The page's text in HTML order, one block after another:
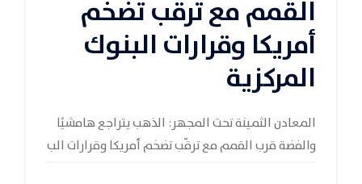
القمم مع ترقّب تضخم
أمريكا وقرارات البنوك
المركزية
المعادن الثمينة تحت المجهر: الذهب يتراجع هامشيًا
والفضة قرب القمم مع ترقّب تضخم أمريكا وقرارات الب